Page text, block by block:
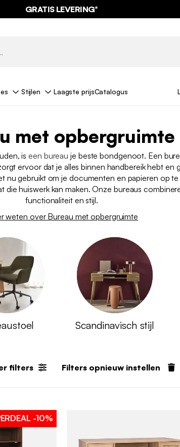
GRATIS LEVERING*
Stijlen Laagste prijsCatalogus
met opbergruimte
iseen bureau je beste bondgenoot. Een
ervoor dat je alles binnen handbereik hebt en
nu gebruikt om je documenten en papieren op
die huiswerk kan maken. Onze bureaus
functionaliteit en stijl.
weten over Bureau met opbergruimte
Scandinavisch stijl
filters Filters opnieuw instellen
-10%